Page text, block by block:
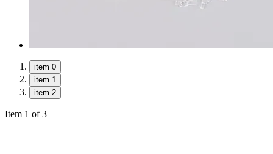
item 0
item 1
item 2
Item 1 of 3